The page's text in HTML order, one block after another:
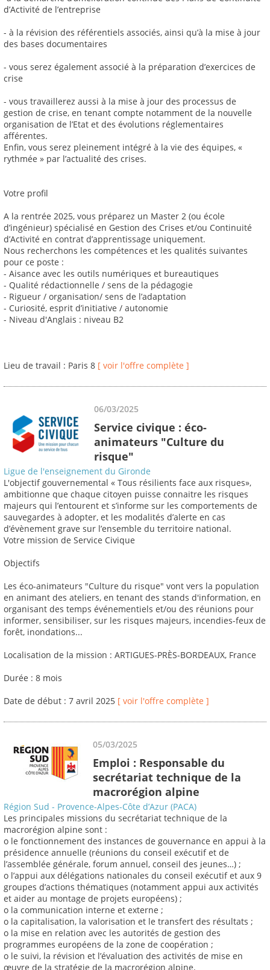
d’Activité de l’entreprise
- à la révision des référentiels associés, ainsi qu’à la mise à jour
des bases documentaires
- vous serez également associé à la préparation d’exercices de
crise
- vous travaillerez aussi à la mise à jour des processus de
gestion de crise, en tenant compte notamment de la nouvelle
organisation de l’Etat et des évolutions réglementaires
afférentes.
Enfin, vous serez pleinement intégré à la vie des équipes, «
rythmée » par l’actualité des crises.
Votre profil
A la rentrée 2025, vous préparez un Master 2 (ou école
d’ingénieur) spécialisé en Gestion des Crises et/ou Continuité
d’Activité en contrat d’apprentissage uniquement.
Nous recherchons les compétences et les qualités suivantes
pour ce poste :
- Aisance avec les outils numériques et bureautiques
- Qualité rédactionnelle / sens de la pédagogie
- Rigueur / organisation/ sens de l’adaptation
- Curiosité, esprit d’initiative / autonomie
- Niveau d'Anglais : niveau B2
Lieu de travail : Paris 8 [ voir l'offre complète ]
06/03/2025
Service civique : éco-
animateurs "Culture du
risque"
Ligue de l'enseignement du Gironde
L'objectif gouvernemental « Tous résilients face aux risques»,
ambitionne que chaque citoyen puisse connaitre les risques
majeurs qui l’entourent et s’informe sur les comportements de
sauvegardes à adopter, et les modalités d’alerte en cas
d’évènement grave sur l’ensemble du territoire national.
Votre mission de Service Civique
Objectifs
Les éco-animateurs "Culture du risque" vont vers la population
en animant des ateliers, en tenant des stands d'information, en
organisant des temps événementiels et/ou des réunions pour
informer, sensibiliser, sur les risques majeurs, incendies-feux de
forêt, inondations...
Localisation de la mission : ARTIGUES-PRÈS-BORDEAUX, France
Durée : 8 mois
Date de début : 7 avril 2025 [ voir l'offre complète ]
05/03/2025
Emploi : Responsable du
secrétariat technique de la
macrorégion alpine
Région Sud - Provence-Alpes-Côte d’Azur (PACA)
Les principales missions du secrétariat technique de la
macrorégion alpine sont :
o le fonctionnement des instances de gouvernance en appui à la
présidence annuelle (réunions du conseil exécutif et de
l’assemblée générale, forum annuel, conseil des jeunes…) ;
o l’appui aux délégations nationales du conseil exécutif et aux 9
groupes d’actions thématiques (notamment appui aux activités
et aider au montage de projets européens) ;
o la communication interne et externe ;
o la capitalisation, la valorisation et le transfert des résultats ;
o la mise en relation avec les autorités de gestion des
programmes européens de la zone de coopération ;
o le suivi, la révision et l’évaluation des activités de mise en
œuvre de la stratégie de la macrorégion alpine.